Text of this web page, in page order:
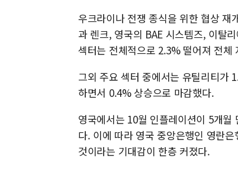
우크라이나 전쟁 종식을 위한 협상 재
과 렌크, 영국의 BAE 시스템즈, 이탈
섹터는 전체적으로 2.3% 떨어져 전체
그외 주요 섹터 중에서는 유틸리티가
하면서 0.4% 상승으로 마감했다.
영국에서는 10월 인플레이션이 5개
다. 이에 따라 영국 중앙은행인 영란
것이라는 기대감이 한층 커졌다.